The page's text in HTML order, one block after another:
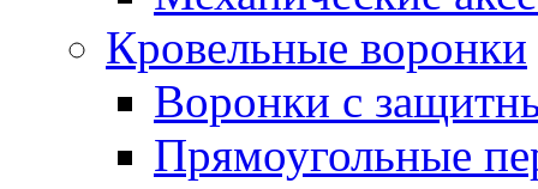
Кровельные воронки
Воронки с
Прямоугольные